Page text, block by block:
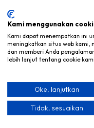
Dengan
Privasikami.
© Hak Cipta 2026 PT
Dilindungi
Kami menggunakan
Kami dapat menempatkan ini
meningkatkan situs web kami,
dan memberi Anda
lebih lanjut tentang cookie
Oke, lanjutkan
Tidak, sesuaikan